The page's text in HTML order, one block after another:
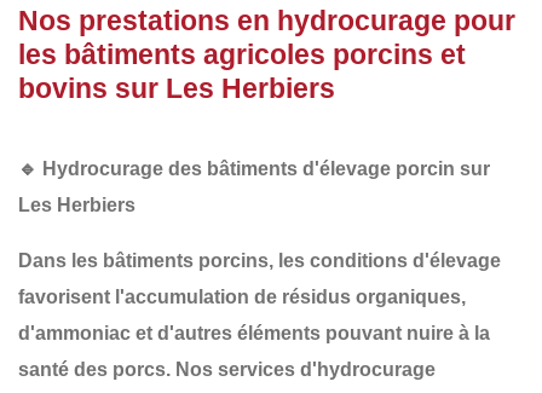
Nos prestations en hydrocurage pour
les bâtiments agricoles porcins et
bovins sur Les Herbiers
🔹 Hydrocurage des bâtiments d'élevage porcin sur
Les Herbiers
Dans les bâtiments porcins, les conditions d'élevage
favorisent l'accumulation de résidus organiques,
d'ammoniac et d'autres éléments pouvant nuire à la
santé des porcs. Nos services d'hydrocurage